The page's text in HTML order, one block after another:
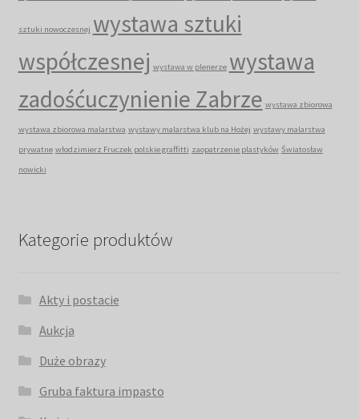
sztuki nowoczesnej wystawa sztuki
współczesnej wystawa w plenerze wystawa
zadośćuczynienie Zabrze wystawa zbiorowa
wystawa zbiorowa malarstwa wystawy malarstwa klub na Hożej wystawy malarstwa
prywatne włodzimierz Fruczek polskie graffitti zaopatrzenie plastyków Światosław
nowicki
Kategorie produktów
Akty i postacie
Aukcja
Duże obrazy
Gruba faktura impasto